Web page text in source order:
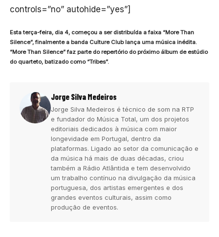
controls=”no” autohide=”yes”]
Esta terça-feira, dia 4, começou a ser distribuída a faixa “More Than
Silence”, finalmente a banda Culture Club lança uma música inédita.
“More Than Silence” faz parte do repertório do próximo álbum de estúdio
do quarteto, batizado como “Tribes”.
Jorge Silva Medeiros
Jorge Silva Medeiros é técnico de som na RTP
e fundador do Música Total, um dos projetos
editoriais dedicados à música com maior
longevidade em Portugal, dentro da
plataformas. Ligado ao setor da comunicação e
da música há mais de duas décadas, criou
também a Rádio Atlântida e tem desenvolvido
um trabalho contínuo na divulgação da música
portuguesa, dos artistas emergentes e dos
grandes eventos culturais, assim como
produção de eventos.